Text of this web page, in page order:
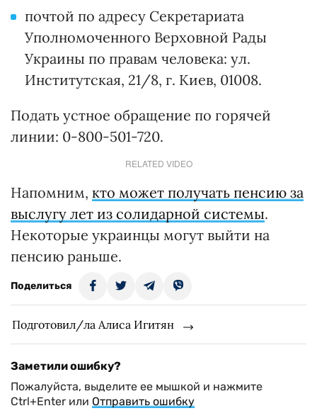
почтой по адресу Секретариата
Уполномоченного Верховной Рады
Украины по правам человека: ул.
Институтская, 21/8, г. Киев, 01008.
Подать устное обращение по горячей
линии: 0-800-501-720.
RELATED VIDEO
Напомним, кто может получать пенсию за
выслугу лет из солидарной системы.
Некоторые украинцы могут выйти на
пенсию раньше.
Поделиться
Подготовил/ла Алиса Игитян
Заметили ошибку?
Пожалуйста, выделите ее мышкой и нажмите
Ctrl+Enter или Отправить ошибку